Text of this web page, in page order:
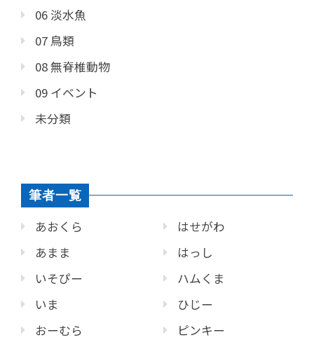
06 淡水魚
07 鳥類
08 無脊椎動物
09 イベント
未分類
筆者一覧
あおくら
あまま
いそぴー
いま
おーむら
はせがわ
はっし
ハムくま
ひじー
ピンキー